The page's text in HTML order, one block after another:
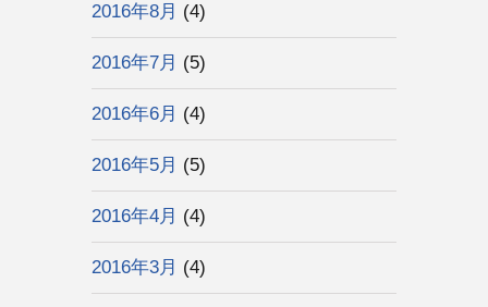
2016年8月 (4)
2016年7月 (5)
2016年6月 (4)
2016年5月 (5)
2016年4月 (4)
2016年3月 (4)